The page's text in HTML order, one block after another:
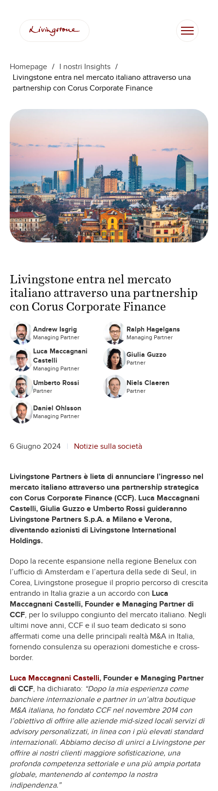
contenuto
Homepage / I nostri Insights /
Livingstone entra nel mercato italiano attraverso una
partnership con Corus Corporate Finance
Livingstone entra nel mercato
italiano attraverso una partnership
con Corus Corporate Finance
Andrew Isgrig
Managing Partner
Ralph Hagelgans
Managing Partner
Luca Maccagnani
Castelli
Managing Partner
Giulia Guzzo
Partner
Umberto Rossi
Partner
Niels Claeren
Partner
Daniel Ohlsson
Managing Partner
6 Giugno 2024 Notizie sulla società
Livingstone Partners è lieta di annunciare l’ingresso nel
mercato italiano attraverso una partnership strategica
con Corus Corporate Finance (CCF). Luca Maccagnani
Castelli, Giulia Guzzo e Umberto Rossi guideranno
Livingstone Partners S.p.A. a Milano e Verona,
diventando azionisti di Livingstone International
Holdings.
Dopo la recente espansione nella regione Benelux con
l’ufficio di Amsterdam e l’apertura della sede di Seul, in
Corea, Livingstone prosegue il proprio percorso di crescita
entrando in Italia grazie a un accordo con Luca
Maccagnani Castelli, Founder e Managing Partner di
CCF, per lo sviluppo congiunto del mercato italiano. Negli
ultimi nove anni, CCF e il suo team dedicato si sono
affermati come una delle principali realtà M&A in Italia,
fornendo consulenza su operazioni domestiche e cross-
border.
Luca Maccagnani Castelli, Founder e Managing Partner
di CCF, ha dichiarato: “Dopo la mia esperienza come
banchiere internazionale e partner in un’altra boutique
M&A italiana, ho fondato CCF nel novembre 2014 con
l’obiettivo di offrire alle aziende mid-sized locali servizi di
advisory personalizzati, in linea con i più elevati standard
internazionali. Abbiamo deciso di unirci a Livingstone per
offrire ai nostri clienti maggiore sofisticazione, una
profonda competenza settoriale e una più ampia portata
globale, mantenendo al contempo la nostra
indipendenza.”